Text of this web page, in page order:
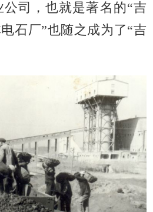
司，也就是著名的“吉
石厂”也随之成为了“吉